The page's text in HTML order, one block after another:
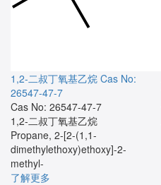
1,2-二叔丁氧基乙烷 Cas No:
26547-47-7
Cas No: 26547-47-7
1,2-二叔丁氧基乙烷
Propane, 2-[2-(1,1-
dimethylethoxy)ethoxy]-2-
methyl-
了解更多